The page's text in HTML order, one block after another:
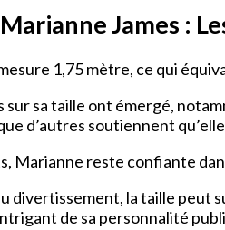
James :
1,75 mètre, ce qui
sa taille ont émergé,
d’autres soutiennent
Marianne reste confiante
divertissement, la taille peut
de sa personnalité